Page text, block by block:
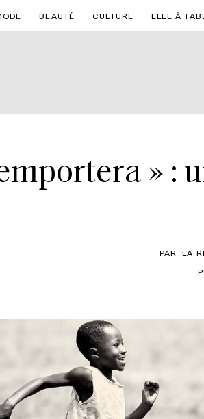
BEAUTÉ CULTURE ELLE À
» :
PAR LA